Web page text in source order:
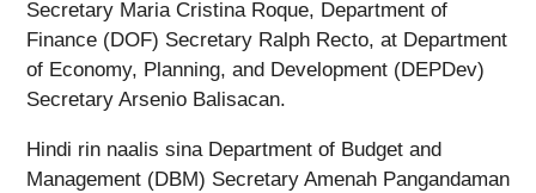
Secretary Maria Cristina Roque, Department of
Finance (DOF) Secretary Ralph Recto, at Department
of Economy, Planning, and Development (DEPDev)
Secretary Arsenio Balisacan.
Hindi rin naalis sina Department of Budget and
Management (DBM) Secretary Amenah Pangandaman